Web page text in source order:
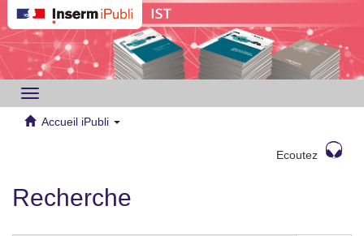
Toggle
navigation
Accueil iPubli
Ecoutez
Recherche